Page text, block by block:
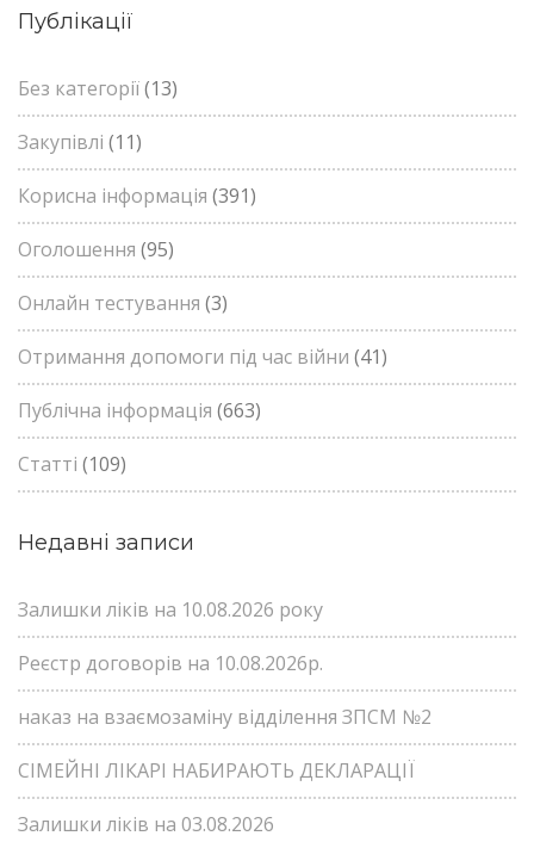
Публікації
Без категорії(13)
Закупівлі (11)
Корисна інформація (391)
Оголошення (95)
Онлайн тестування (3)
Отримання допомоги під час війни (41)
Публічна інформація (663)
Статті (109)
Недавні записи
Залишки ліків на 10.08.2026 року
Реєстр договорів на 10.08.2026р.
наказ на взаємозаміну відділення ЗПСМ №2
СІМЕЙНІ ЛІКАРІ НАБИРАЮТЬ ДЕКЛАРАЦІЇ
Залишки ліків на 03.08.2026